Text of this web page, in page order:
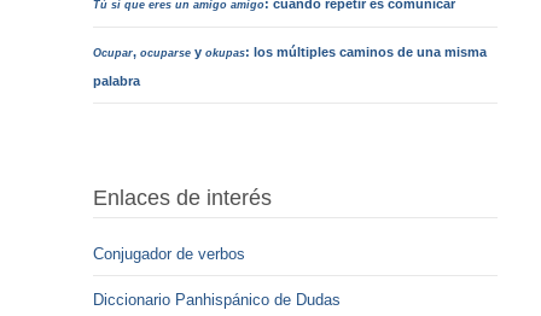
Tú sí que eres un amigo amigo: cuando repetir es comunicar
Ocupar,ocuparse yokupas: los múltiples caminos de una misma
palabra
Enlaces de interés
Conjugador de verbos
Diccionario Panhispánico de Dudas